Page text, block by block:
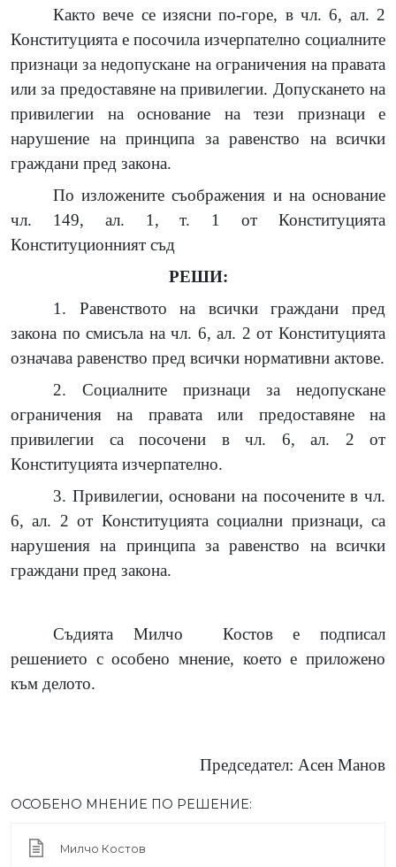
Както вече се изясни по-горе, в чл. 6, ал. 2
Конституцията е посочила изчерпателно социалните
признаци за недопускане на ограничения на правата
или за предоставяне на привилегии. Допускането на
привилегии на основание на тези признаци е
нарушение на принципа за равенство на всички
граждани пред закона.
По изложените съображения и на основание
чл. 149, ал. 1, т. 1 от Конституцията
Конституционният съд
РЕШИ:
1. Равенството на всички граждани пред
закона по смисъла на чл. 6, ал. 2 от Конституцията
означава равенство пред всички нормативни актове.
2. Социалните признаци за недопускане
ограничения на правата или предоставяне на
привилегии са посочени в чл. 6, ал. 2 от
Конституцията изчерпателно.
3. Привилегии, основани на посочените в чл.
6, ал. 2 от Конституцията социални признаци, са
нарушения на принципа за равенство на всички
граждани пред закона.
Съдията Милчо
Костов е подписал
решението с особено мнение, което е приложено
към делото.
Председател: Асен Манов
ОСОБЕНО МНЕНИЕ ПО РЕШЕНИЕ:
Милчо Костов